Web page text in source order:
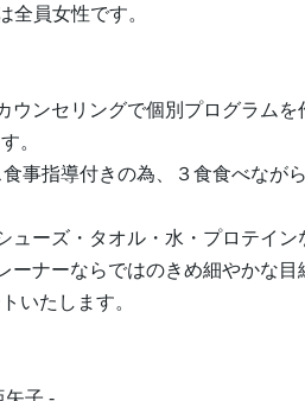
全員女性です。
ンセリングで個別プログラム
。
事指導付きの為、３食食べなが
ーズ・タオル・水・プロテイン
ナーならではのきめ細やかな目
いたします。